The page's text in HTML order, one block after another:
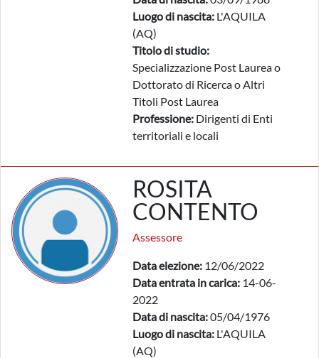
Luogo di nascita: L'AQUILA
(AQ)
Titolo di studio:
Specializzazione Post Laurea o
Dottorato di Ricerca o Altri
Titoli Post Laurea
Professione: Dirigenti di Enti
territoriali e locali
ROSITA
CONTENTO
Assessore
Data elezione: 12/06/2022
Data entrata in carica: 14-06-
2022
Data di nascita:05/04/1976
Luogo di nascita: L'AQUILA
(AQ)